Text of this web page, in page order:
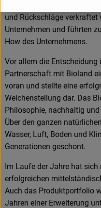
und Rückschläge verkraftet
Unternehmen und führten
How des Unternehmens.
Vor allem die Entscheidung
Partnerschaft mit Bioland
voran und stellte eine
Weichenstellung dar. Das
Philosophie, nachhaltig
Über den ganzen
Wasser, Luft, Boden und
Generationen geschont.
Im Laufe der Jahre hat
erfolgreichen
Auch das Produktportfolio
Jahren einer Erweiterung